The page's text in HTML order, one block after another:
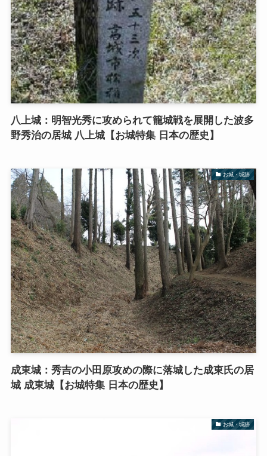
八上城：明智光秀に攻められて籠城戦を展開した波多
野秀治の居城 八上城【お城特集 日本の歴史】
お城・城跡
成東城：秀吉の小田原攻めの際に落城した成東氏の居
城 成東城【お城特集 日本の歴史】
お城・城跡